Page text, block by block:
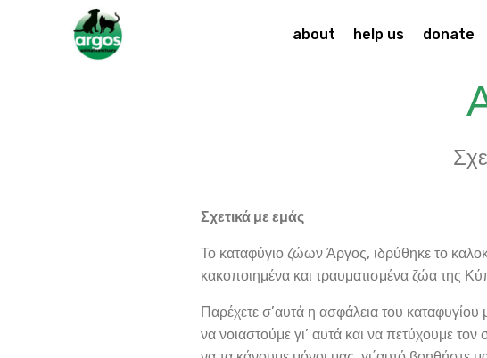
about help us donate
Σχετικά με εμάς
Το καταφύγιο ζώων Άργος, ιδρύθηκε το
κακοποιημένα και τραυματισμένα ζώα της
Παρέχετε σ’αυτά η ασφάλεια του
να νοιαστούμε γι’ αυτά και να πετύχουμε